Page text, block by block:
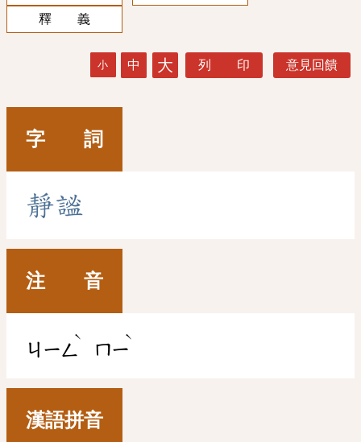
釋 義
小 中 大 列 印 意見回饋
字 詞
靜謐
注 音
ㄐㄧㄥ
ˋ
ㄇㄧ
ˋ
漢語拼音